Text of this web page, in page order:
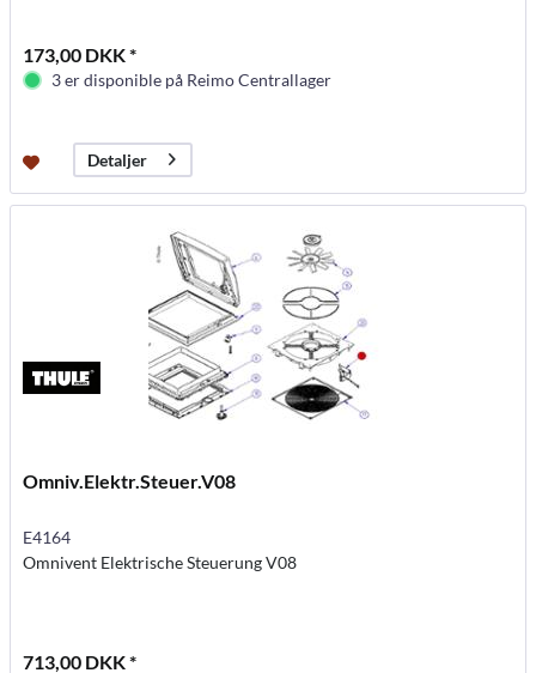
173,00 DKK *
3 er disponible på Reimo Centrallager
Detaljer
Omniv.Elektr.Steuer.V08
E4164
Omnivent Elektrische Steuerung V08
713,00 DKK *